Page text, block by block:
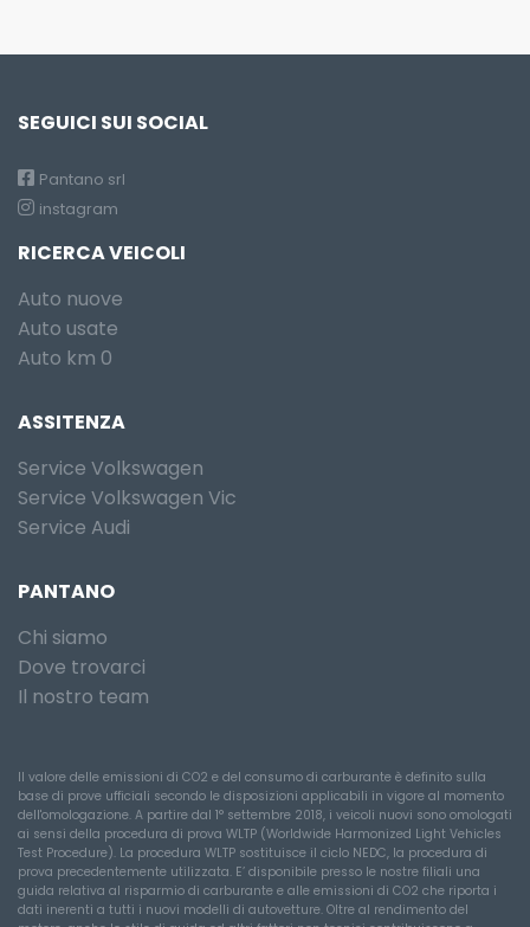
SEGUICI SUI SOCIAL
Pantano srl
instagram
RICERCA VEICOLI
Auto nuove
Auto usate
Auto km 0
ASSITENZA
Service Volkswagen
Service Volkswagen Vic
Service Audi
PANTANO
Chi siamo
Dove trovarci
Il nostro team
Il valore delle emissioni di CO2 e del consumo di carburante è definito sulla
base di prove ufficiali secondo le disposizioni applicabili in vigore al momento
dell'omologazione. A partire dal 1° settembre 2018, i veicoli nuovi sono omologati
ai sensi della procedura di prova WLTP (Worldwide Harmonized Light Vehicles
Test Procedure). La procedura WLTP sostituisce il ciclo NEDC, la procedura di
prova precedentemente utilizzata. E’ disponibile presso le nostre filiali una
guida relativa al risparmio di carburante e alle emissioni di CO2 che riporta i
dati inerenti a tutti i nuovi modelli di autovetture. Oltre al rendimento del